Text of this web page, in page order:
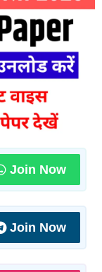
Join Now
Join Now